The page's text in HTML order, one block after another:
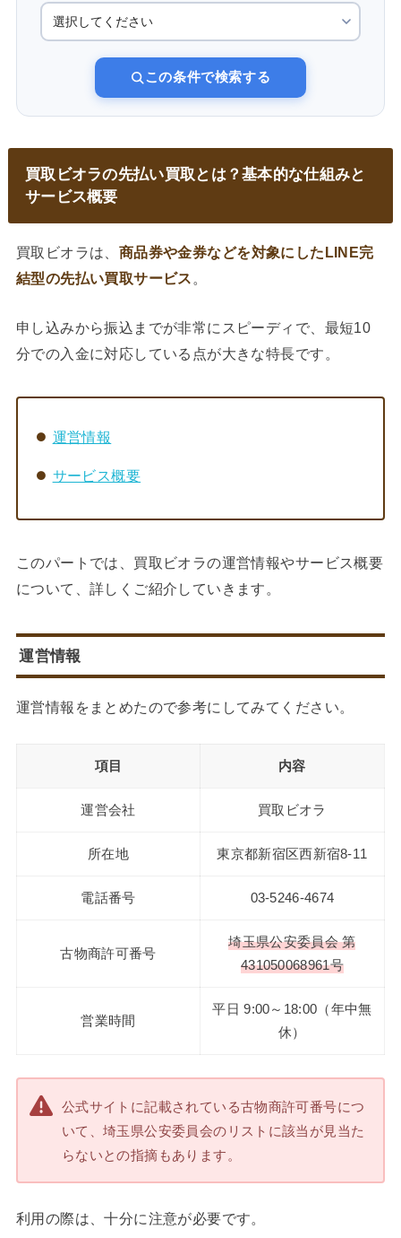
この条件で検索する
買取ビオラの先払い買取とは？基本的な仕組みと
サービス概要
買取ビオラは、 商品券や金券などを対象にしたLINE完
結型の先払い買取サービス 。
申し込みから振込までが非常にスピーディで、最短10
分での入金に対応している点が大きな特長です。
運営情報
サービス概要
このパートでは、買取ビオラの運営情報やサービス概要
について、詳しくご紹介していきます。
運営情報
運営情報をまとめたので参考にしてみてください。
項目 内容
運営会社 買取ビオラ
所在地 東京都新宿区西新宿8-11
電話番号 03-5246-4674
古物商許可番号
埼玉県公安委員会 第
431050068961号
営業時間
平日 9:00～18:00（年中無
休）
公式サイトに記載されている古物商許可番号につ
いて、埼玉県公安委員会のリストに該当が見当た
らないとの指摘もあります。
利用の際は、十分に注意が必要です。